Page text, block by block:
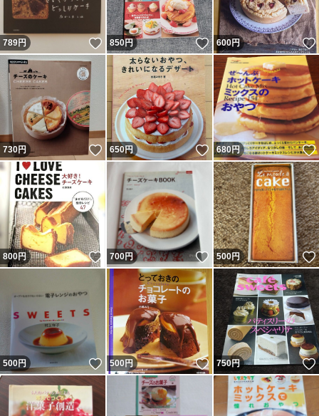
789円 いいね！
850円 いいね！
600円
730円 いいね！
650円 いいね！
680円
800円 いいね！
700円 いいね！
500円
500円 いいね！
500円 いいね！
750円